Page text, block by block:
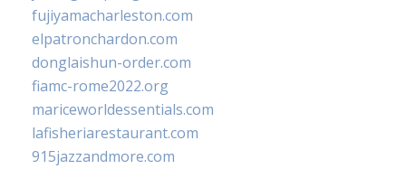
fujiyamacharleston.com
elpatronchardon.com
donglaishun-order.com
fiamc-rome2022.org
mariceworldessentials.com
lafisheriarestaurant.com
915jazzandmore.com